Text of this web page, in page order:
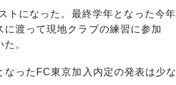
になった。最終学年となった今年
渡って現地クラブの練習に参加
。
ったFC東京加入内定の発表は少な